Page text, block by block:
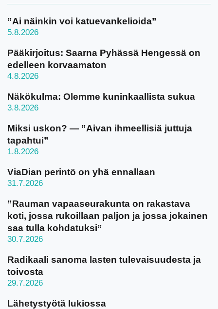
”Ai näinkin voi katuevankelioida”
5.8.2026
Pääkirjoitus: Saarna Pyhässä Hengessä on
edelleen korvaamaton
4.8.2026
Näkökulma: Olemme kuninkaallista sukua
3.8.2026
Miksi uskon? — ”Aivan ihmeellisiä juttuja
tapahtui”
1.8.2026
ViaDian perintö on yhä ennallaan
31.7.2026
”Rauman vapaaseurakunta on rakastava
koti, jossa rukoillaan paljon ja jossa jokainen
saa tulla kohdatuksi”
30.7.2026
Radikaali sanoma lasten tulevaisuudesta ja
toivosta
29.7.2026
Lähetystyötä lukiossa